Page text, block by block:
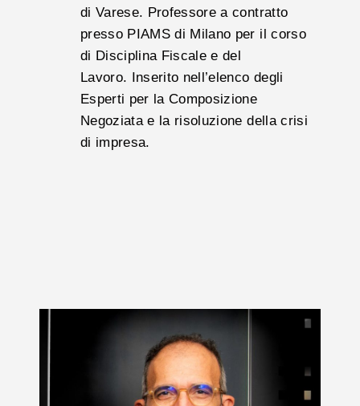
di Varese. Professore a contratto
presso PIAMS di Milano per il corso
di Disciplina Fiscale e del
Lavoro. Inserito nell’elenco degli
Esperti per la Composizione
Negoziata e la risoluzione della crisi
di impresa.